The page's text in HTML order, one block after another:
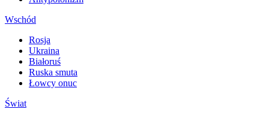
Wschód
Rosja
Ukraina
Białoruś
Ruska smuta
Łowcy onuc
Świat